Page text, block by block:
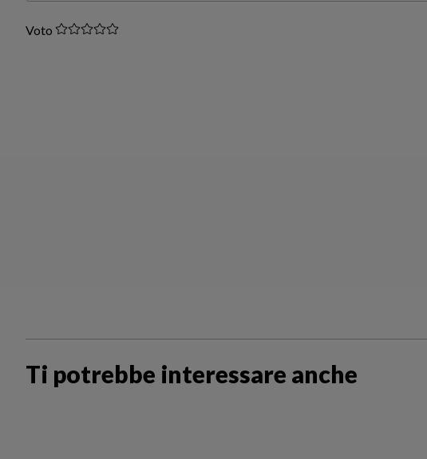
Voto
Ti potrebbe interessare anche